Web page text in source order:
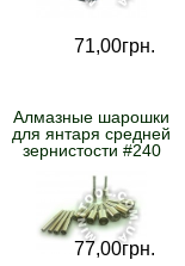
71,00грн.
Алмазные шарошки
для янтаря средней
зернистости #240
77,00грн.